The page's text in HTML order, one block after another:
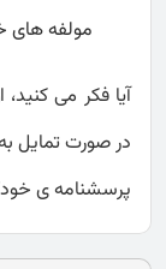
مولفه های
آیا فکر می
در صورت تمایل
پرسشنامه ی